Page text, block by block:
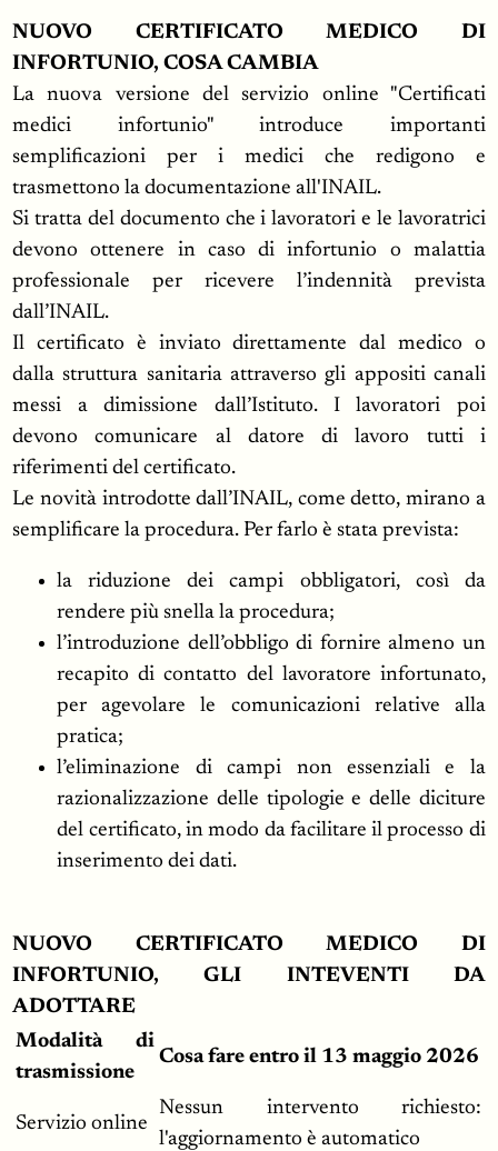
NUOVO CERTIFICATO MEDICO DI
INFORTUNIO, COSA CAMBIA
La nuova versione del servizio online "Certificati
medici infortunio" introduce importanti
semplificazioni per i medici che redigono e
trasmettono la documentazione all'INAIL.
Si tratta del documento che i lavoratori e le lavoratrici
devono ottenere in caso di infortunio o malattia
professionale per ricevere l’indennità prevista
dall’INAIL.
Il certificato è inviato direttamente dal medico o
dalla struttura sanitaria attraverso gli appositi canali
messi a dimissione dall’Istituto. I lavoratori poi
devono comunicare al datore di lavoro tutti i
riferimenti del certificato.
Le novità introdotte dall’INAIL, come detto, mirano a
semplificare la procedura. Per farlo è stata prevista:
la riduzione dei campi obbligatori, così da
rendere più snella la procedura;
l’introduzione dell’obbligo di fornire almeno un
recapito di contatto del lavoratore infortunato,
per agevolare le comunicazioni relative alla
pratica;
l’eliminazione di campi non essenziali e la
razionalizzazione delle tipologie e delle diciture
del certificato, in modo da facilitare il processo di
inserimento dei dati.
NUOVO CERTIFICATO MEDICO DI
INFORTUNIO, GLI INTEVENTI DA
ADOTTARE
Modalità di
trasmissione
Cosa fare entro il 13 maggio 2026
Servizio online
Nessun intervento richiesto:
l'aggiornamento è automatico